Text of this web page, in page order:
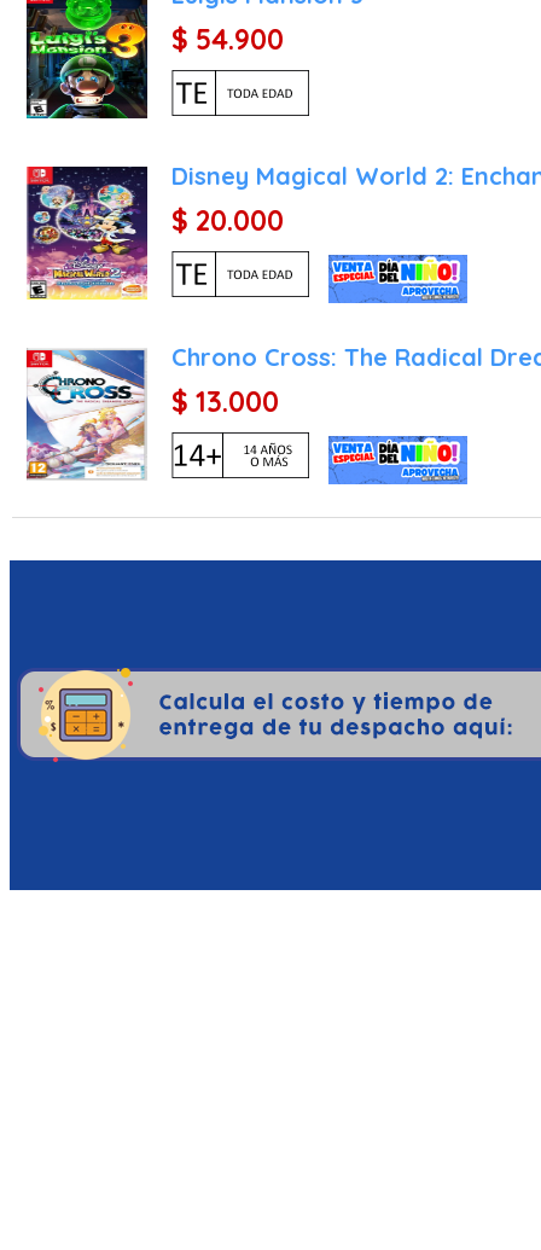
Valor de
para resolver un puzle o
que va mucho más allá
y poderosa. Asegurar
experiencias más bellas
$ 54.900
Disney Magical World 2:
$ 20.000
Chrono Cross: The Radical
$ 13.000